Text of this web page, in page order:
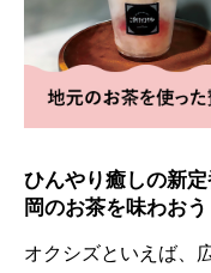
ひんやり癒しの新定
岡のお茶を味わおう
オクシズといえば、